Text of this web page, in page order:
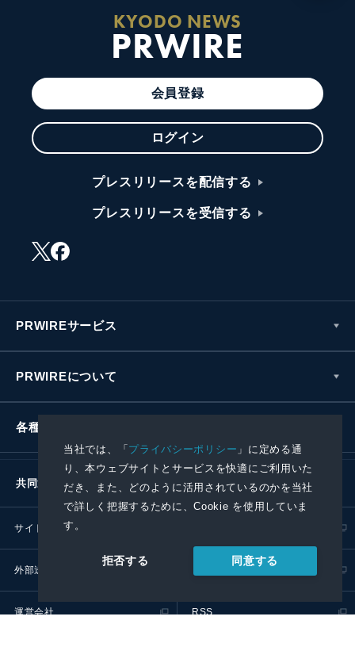
当社では、「プライバシーポリシー 」に定める通
り、本ウェブサイトとサービスを快適にご利用いた
だき、また、どのように活用されているのかを当社
で詳しく把握するために、Cookie を使用していま
す。
拒否する 同意する
KYODO NEWS
PRWIRE
会員登録
ログイン
プレスリリースを配信する
プレスリリースを受信する
PRWIREサービス
PRWIREについて
各種お問い合わせ
共同通信社グループ
サイトポリシー
外部送信ポリシー プレスリリース取扱基準
運営会社 RSS